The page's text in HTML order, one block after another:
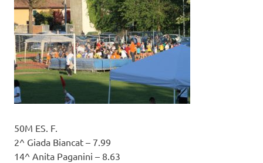
50M ES. F.
2^ Giada Biancat – 7.99
14^ Anita Paganini – 8.63